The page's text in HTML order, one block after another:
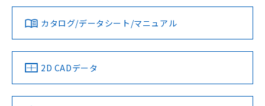
ダウンロードデータをご利用いただく前に、以下を必ずお読
みください。
ソフトウェアの使用条件
対応済み
中国 RoHS 注意事項・凡例
LR型式承認
（イギリス
船舶規格）
DNV型式承認
（ノルウェー
BV型式承認
（フランス
KR型式
（韓国
Yes No No No
カタログ/データシート/マニュアル
2D CADデータ